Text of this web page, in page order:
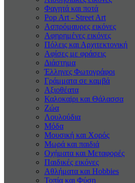
Φαγητά και ποτά
Pop Art - Street Art
Ασπρόμαυρες εικόνες
Αφηρημένες εικόνες
Πόλεις και Αρχιτεκτονική
Αφίσες με φράσεις
Διάστημα
Έλληνες Φωτογράφοι
Γράμματα σε καμβά
Αξιοθέατα
Καλοκαiρι και Θάλασσα
Ζώα
Λουλούδια
Μόδα
Μουσική και Χορός
Μωρά και παιδιά
Οχήματα και Μεταφορές
Παιδικές εικόνες
Αθλήματα και Hobbies
Τοπία και Φύση